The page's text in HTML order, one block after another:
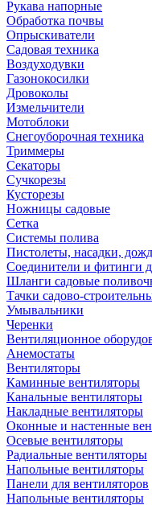
Рукава напорные
Обработка почвы
Опрыскиватели
Садовая техника
Воздуходувки
Газонокосилки
Дровоколы
Измельчители
Мотоблоки
Снегоуборочная техника
Триммеры
Секаторы
Сучкорезы
Кусторезы
Ножницы садовые
Сетка
Системы полива
Пистолеты, насадки,
Соединители и фитинги
Шланги садовые
Тачки садово-
Умывальники
Черенки
Вентиляционное
Анемостаты
Вентиляторы
Каминные вентиляторы
Канальные вентиляторы
Накладные вентиляторы
Оконные и настенные
Осевые вентиляторы
Радиальные вентиляторы
Напольные вентиляторы
Панели для вентиляторов
Напольные вентиляторы